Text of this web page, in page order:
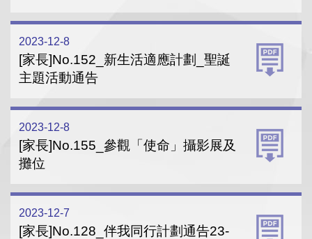
2023-12-8
[家長]No.152_新生活適應計劃_聖誕
主題活動通告
2023-12-8
[家長]No.155_參觀「使命」攝影展及
攤位
2023-12-7
[家長]No.128_伴我同行計劃通告23-